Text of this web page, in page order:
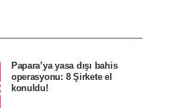
Papara’ya yasa dışı bahis
operasyonu: 8 Şirkete el
konuldu!